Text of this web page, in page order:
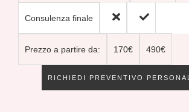
Consulenza finale
Prezzo a partire da: 170€ 490€
RICHIEDI PREVENTIVO